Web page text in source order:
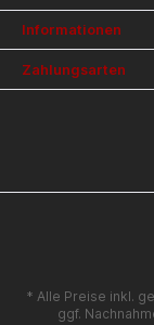
Informationen
Zahlungsarten
* Alle Preise inkl.
ggf.